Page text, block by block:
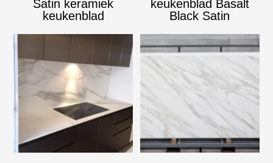
Satin keramiek
keukenblad
keukenblad Basalt
Black Satin